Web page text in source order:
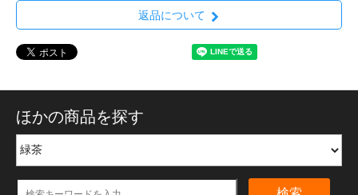
返品について
ほかの商品を探す